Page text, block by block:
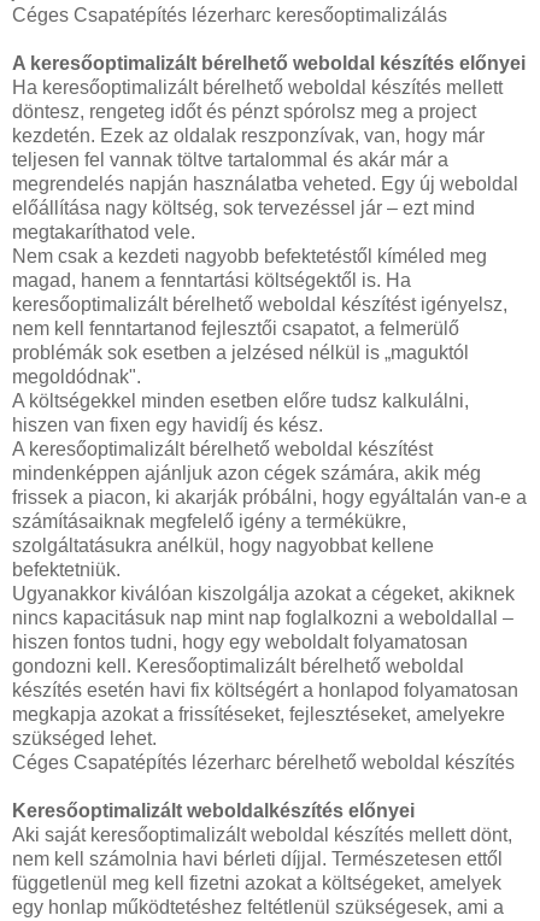
Céges Csapatépítés lézerharc keresőoptimalizálás
A keresőoptimalizált bérelhető weboldal készítés előnyei
Ha keresőoptimalizált bérelhető weboldal készítés mellett
döntesz, rengeteg időt és pénzt spórolsz meg a project
kezdetén. Ezek az oldalak reszponzívak, van, hogy már
teljesen fel vannak töltve tartalommal és akár már a
megrendelés napján használatba veheted. Egy új weboldal
előállítása nagy költség, sok tervezéssel jár – ezt mind
megtakaríthatod vele.
Nem csak a kezdeti nagyobb befektetéstől kíméled meg
magad, hanem a fenntartási költségektől is. Ha
keresőoptimalizált bérelhető weboldal készítést igényelsz,
nem kell fenntartanod fejlesztői csapatot, a felmerülő
problémák sok esetben a jelzésed nélkül is „maguktól
megoldódnak".
A költségekkel minden esetben előre tudsz kalkulálni,
hiszen van fixen egy havidíj és kész.
A keresőoptimalizált bérelhető weboldal készítést
mindenképpen ajánljuk azon cégek számára, akik még
frissek a piacon, ki akarják próbálni, hogy egyáltalán van-e a
számításaiknak megfelelő igény a termékükre,
szolgáltatásukra anélkül, hogy nagyobbat kellene
befektetniük.
Ugyanakkor kiválóan kiszolgálja azokat a cégeket, akiknek
nincs kapacitásuk nap mint nap foglalkozni a weboldallal –
hiszen fontos tudni, hogy egy weboldalt folyamatosan
gondozni kell. Keresőoptimalizált bérelhető weboldal
készítés esetén havi fix költségért a honlapod folyamatosan
megkapja azokat a frissítéseket, fejlesztéseket, amelyekre
szükséged lehet.
Céges Csapatépítés lézerharc bérelhető weboldal készítés
Keresőoptimalizált weboldalkészítés előnyei
Aki saját keresőoptimalizált weboldal készítés mellett dönt,
nem kell számolnia havi bérleti díjjal. Természetesen ettől
függetlenül meg kell fizetni azokat a költségeket, amelyek
egy honlap működtetéshez feltétlenül szükségesek, ami a